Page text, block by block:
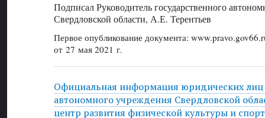
Подписал Руководитель государственного
Свердловской области, А.Е. Терентьев
Первое опубликование документа:
от 27 мая 2021 г.
Официальная информация юридических лиц
автономного учреждения Свердловской
центр развития физической культуры и